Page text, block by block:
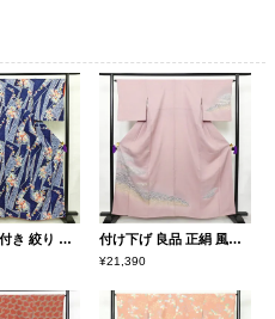
小紋 伊達衿付き 絞り 正絹 花柄 袷仕立て 身丈162cm 裄丈67.5cm リサイクル着物 着物 青・紺 付け下げ 良品 正絹 風景柄 袷仕立て 身丈159.5cm 裄丈65.5cm 箔 一部しつけ糸付き フォーマル 着物 紫・藤色
¥21,390